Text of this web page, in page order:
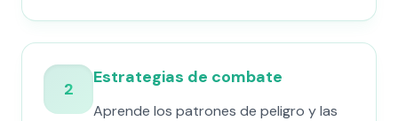
2
Estrategias de combate
Aprende los patrones de peligro y las